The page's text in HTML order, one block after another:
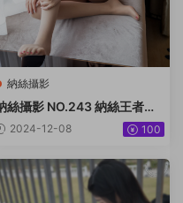
納絲攝影
絲攝影 NO.243 納絲王者版
[99P1V+1.54G]
2024-12-08 100